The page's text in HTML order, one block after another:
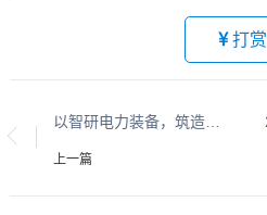
打赏
以智研电力装备，筑造电网安全基石！天元电气重磅亮相第二十三届中国国际电力产业博览会
上一篇